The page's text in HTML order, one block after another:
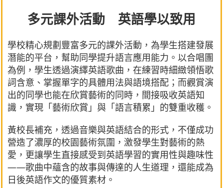
多元課外活動 英語學以致用
學校精心規劃豐富多元的課外活動，為學生搭建發展
潛能的平台，幫助同學提升語言應用能力。以合唱團
為例，學生透過演繹英語歌曲，在練習時細緻領悟歌
詞含意、掌握單字的具體用法與語境搭配；而觀賞演
出的同學也能在欣賞藝術的同時，間接吸收英語知
識，實現「藝術欣賞」與「語言積累」的雙重收穫。
黃校長補充，透過音樂與英語結合的形式，不僅成功
營造了濃厚的校園藝術氛圍，激發學生對藝術的熱
愛，更讓學生直接感受到英語學習的實用性與趣味性
——歌曲中蘊含的故事與傳達的人生道理，還能成為
日後英語作文的優質素材。